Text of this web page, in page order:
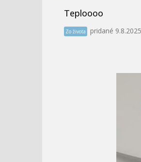
Teploooo
Zo života pridané